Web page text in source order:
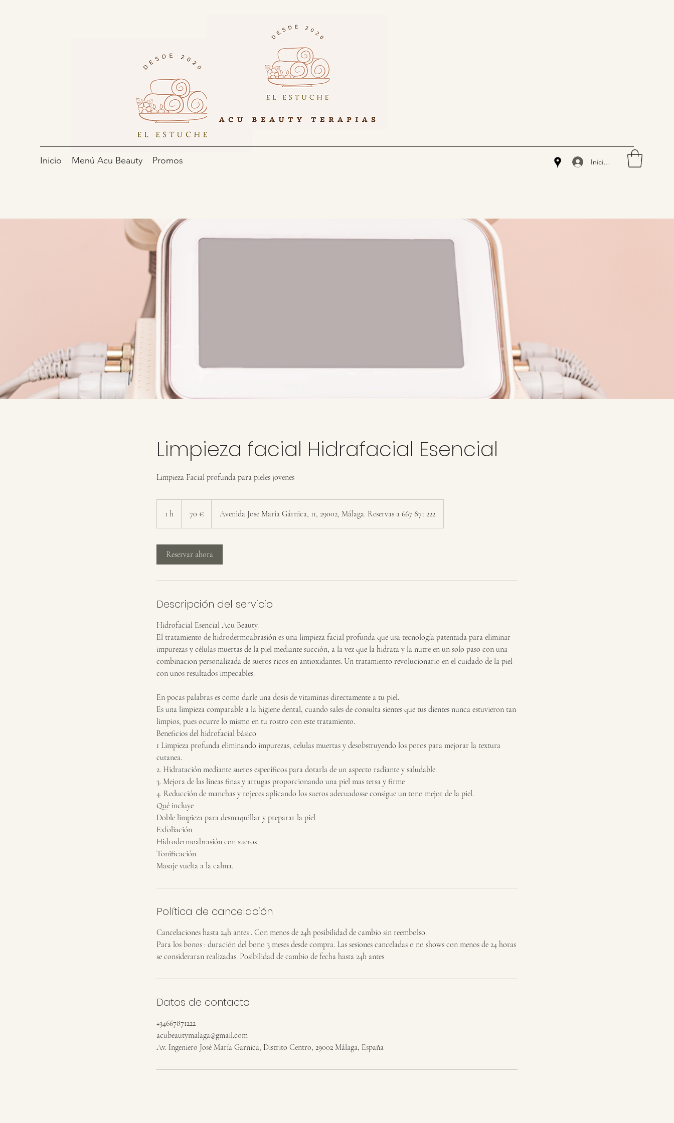
Inicio Menú Acu Beauty Promos Iniciar sesión
Limpieza facial Hidrafacial Esencial
Limpieza Facial profunda para pieles jovenes
1 h 70 € Avenida Jose María Gárnica, 11, 29002, Málaga. Reservas a 667 871 222
Reservar ahora
Descripción del servicio
Hidrofacial Esencial Acu Beauty.
El tratamiento de hidrodermoabrasión es una limpieza facial profunda que usa tecnología patentada para eliminar
impurezas y células muertas de la piel mediante succión, a la vez que la hidrata y la nutre en un solo paso con una
combinacion personalizada de sueros ricos en antioxidantes. Un tratamiento revolucionario en el cuidado de la piel
con unos resultados impecables.
En pocas palabras es como darle una dosis de vitaminas directamente a tu piel.
Es una limpieza comparable a la higiene dental, cuando sales de consulta sientes que tus dientes nunca estuvieron tan
limpios, pues ocurre lo mismo en tu rostro con este tratamiento.
Beneficios del hidrofacial básico
1 Limpieza profunda eliminando impurezas, celulas muertas y desobstruyendo los poros para mejorar la textura
cutanea.
2. Hidratación mediante sueros específicos para dotarla de un aspecto radiante y saludable.
3. Mejora de las lineas finas y arrugas proporcionando una piel mas tersa y firme
4. Reducción de manchas y rojeces aplicando los sueros adecuadosse consigue un tono mejor de la piel.
Qué incluye
Doble limpieza para desmaquillar y preparar la piel
Exfoliación
Hidrodermoabrasión con sueros
Tonificación
Política de cancelación
Cancelaciones hasta 24h antes . Con menos de 24h posibilidad de cambio sin reembolso.
Para los bonos : duración del bono 3 meses desde compra. Las sesiones canceladas o no shows con menos de 24 horas
se consideraran realizadas. Posibilidad de cambio de fecha hasta 24h antes
Datos de contacto
+34667871222
acubeautymalaga@gmail.com
Av. Ingeniero José María Garnica, Distrito Centro, 29002 Málaga, España